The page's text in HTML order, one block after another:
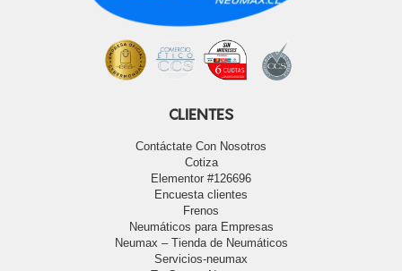
CLIENTES
Contáctate Con Nosotros
Cotiza
Elementor #126696
Encuesta clientes
Frenos
Neumáticos para Empresas
Neumax – Tienda de Neumáticos
Servicios-neumax